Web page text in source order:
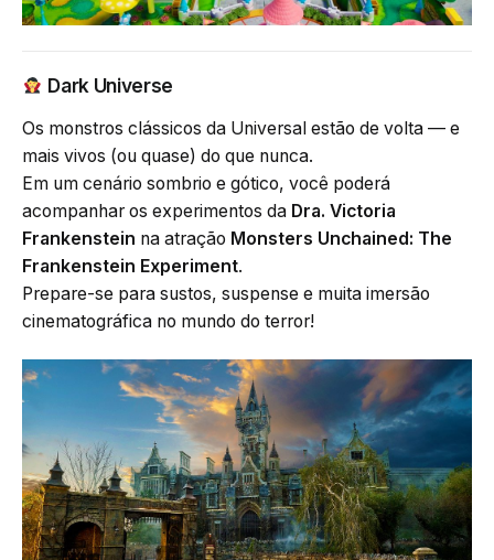
Dark Universe
Os monstros clássicos da Universal estão de volta — e
mais vivos (ou quase) do que nunca.
Em um cenário sombrio e gótico, você poderá
acompanhar os experimentos da Dra. Victoria
Frankenstein na atração Monsters Unchained: The
Frankenstein Experiment.
Prepare-se para sustos, suspense e muita imersão
cinematográfica no mundo do terror!